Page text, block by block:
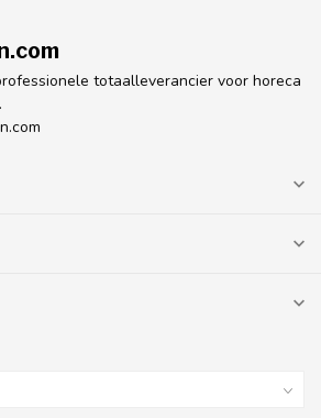
totaalleverancier voor horeca